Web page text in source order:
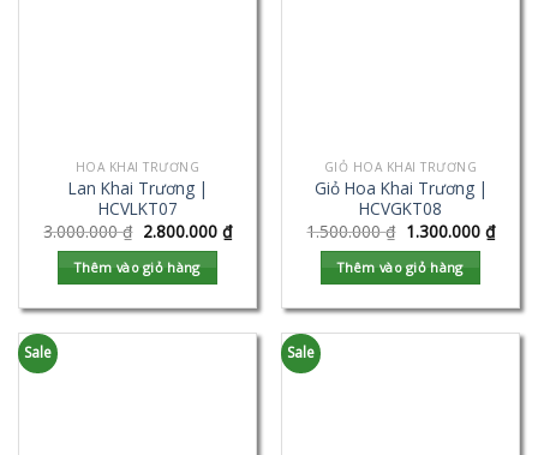
HOA KHAI TRƯƠNG
Lan Khai Trương |
HCVLKT07
3.000.000₫ 2.800.000 ₫
Thêm vào giỏ hàng
GIỎ HOA KHAI TRƯƠNG
Giỏ Hoa Khai Trương |
HCVGKT08
1.500.000₫ 1.300.000 ₫
Thêm vào giỏ hàng
Sale Sale